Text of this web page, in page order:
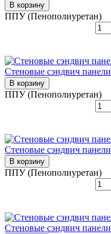
В корзину
ППУ (Пенополиуретан)
Стеновые сэндвич
В корзину
ППУ (Пенополиуретан)
Стеновые сэндвич
В корзину
ППУ (Пенополиуретан)
Стеновые сэндвич